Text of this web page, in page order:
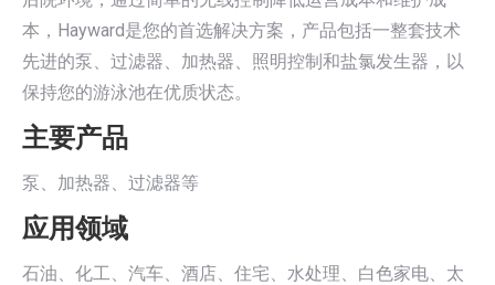
本，Hayward是您的首选解决方案，产品包括一整套技术
先进的泵、过滤器、加热器、照明控制和盐氯发生器，以
保持您的游泳池在优质状态。
主要产品
泵、加热器、过滤器等
应用领域
石油、化工、汽车、酒店、住宅、水处理、白色家电、太